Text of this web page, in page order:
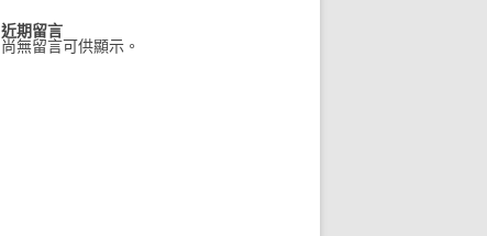
近期留言
尚無留言可供顯示。